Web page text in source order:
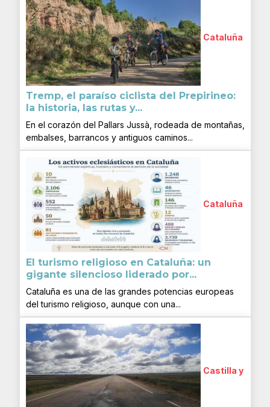
Cataluña
Tremp, el paraíso ciclista del Prepirineo:
la historia, las rutas y...
En el corazón del Pallars Jussà, rodeada de montañas,
embalses, barrancos y antiguos caminos...
Cataluña
El turismo religioso en Cataluña: un
gigante silencioso liderado por...
Cataluña es una de las grandes potencias europeas
del turismo religioso, aunque con una...
Castilla y